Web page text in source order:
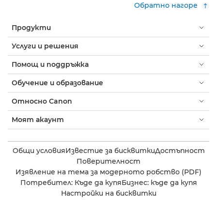
Обратно нагоре
Продукти
Услуги и решения
Помощ и поддръжка
Обучение и образование
Относно Canon
Моят акаунт
Общи условияИзвестие за бисквиткиДостъпност
Поверителност
Изявление на тема за модерното робство (PDF)
Потребител: Къде да купяБизнес: къде да купя
Настройки на бисквитки